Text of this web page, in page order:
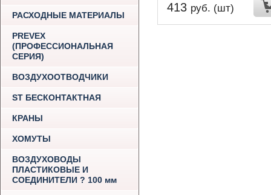
РАСХОДНЫЕ МАТЕРИАЛЫ
PREVEX
(ПРОФЕССИОНАЛЬНАЯ
СЕРИЯ)
ВОЗДУХООТВОДЧИКИ
ST БЕСКОНТАКТНАЯ
КРАНЫ
ХОМУТЫ
ВОЗДУХОВОДЫ
ПЛАСТИКОВЫЕ И
СОЕДИНИТЕЛИ ? 100 мм
413 руб. (шт)